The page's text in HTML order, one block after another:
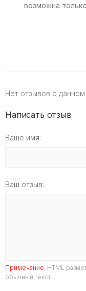
возможна
Нет отзывов о данном
Написать отзыв
Ваше имя:
Ваш отзыв:
Примечание: HTML
обычный текст.